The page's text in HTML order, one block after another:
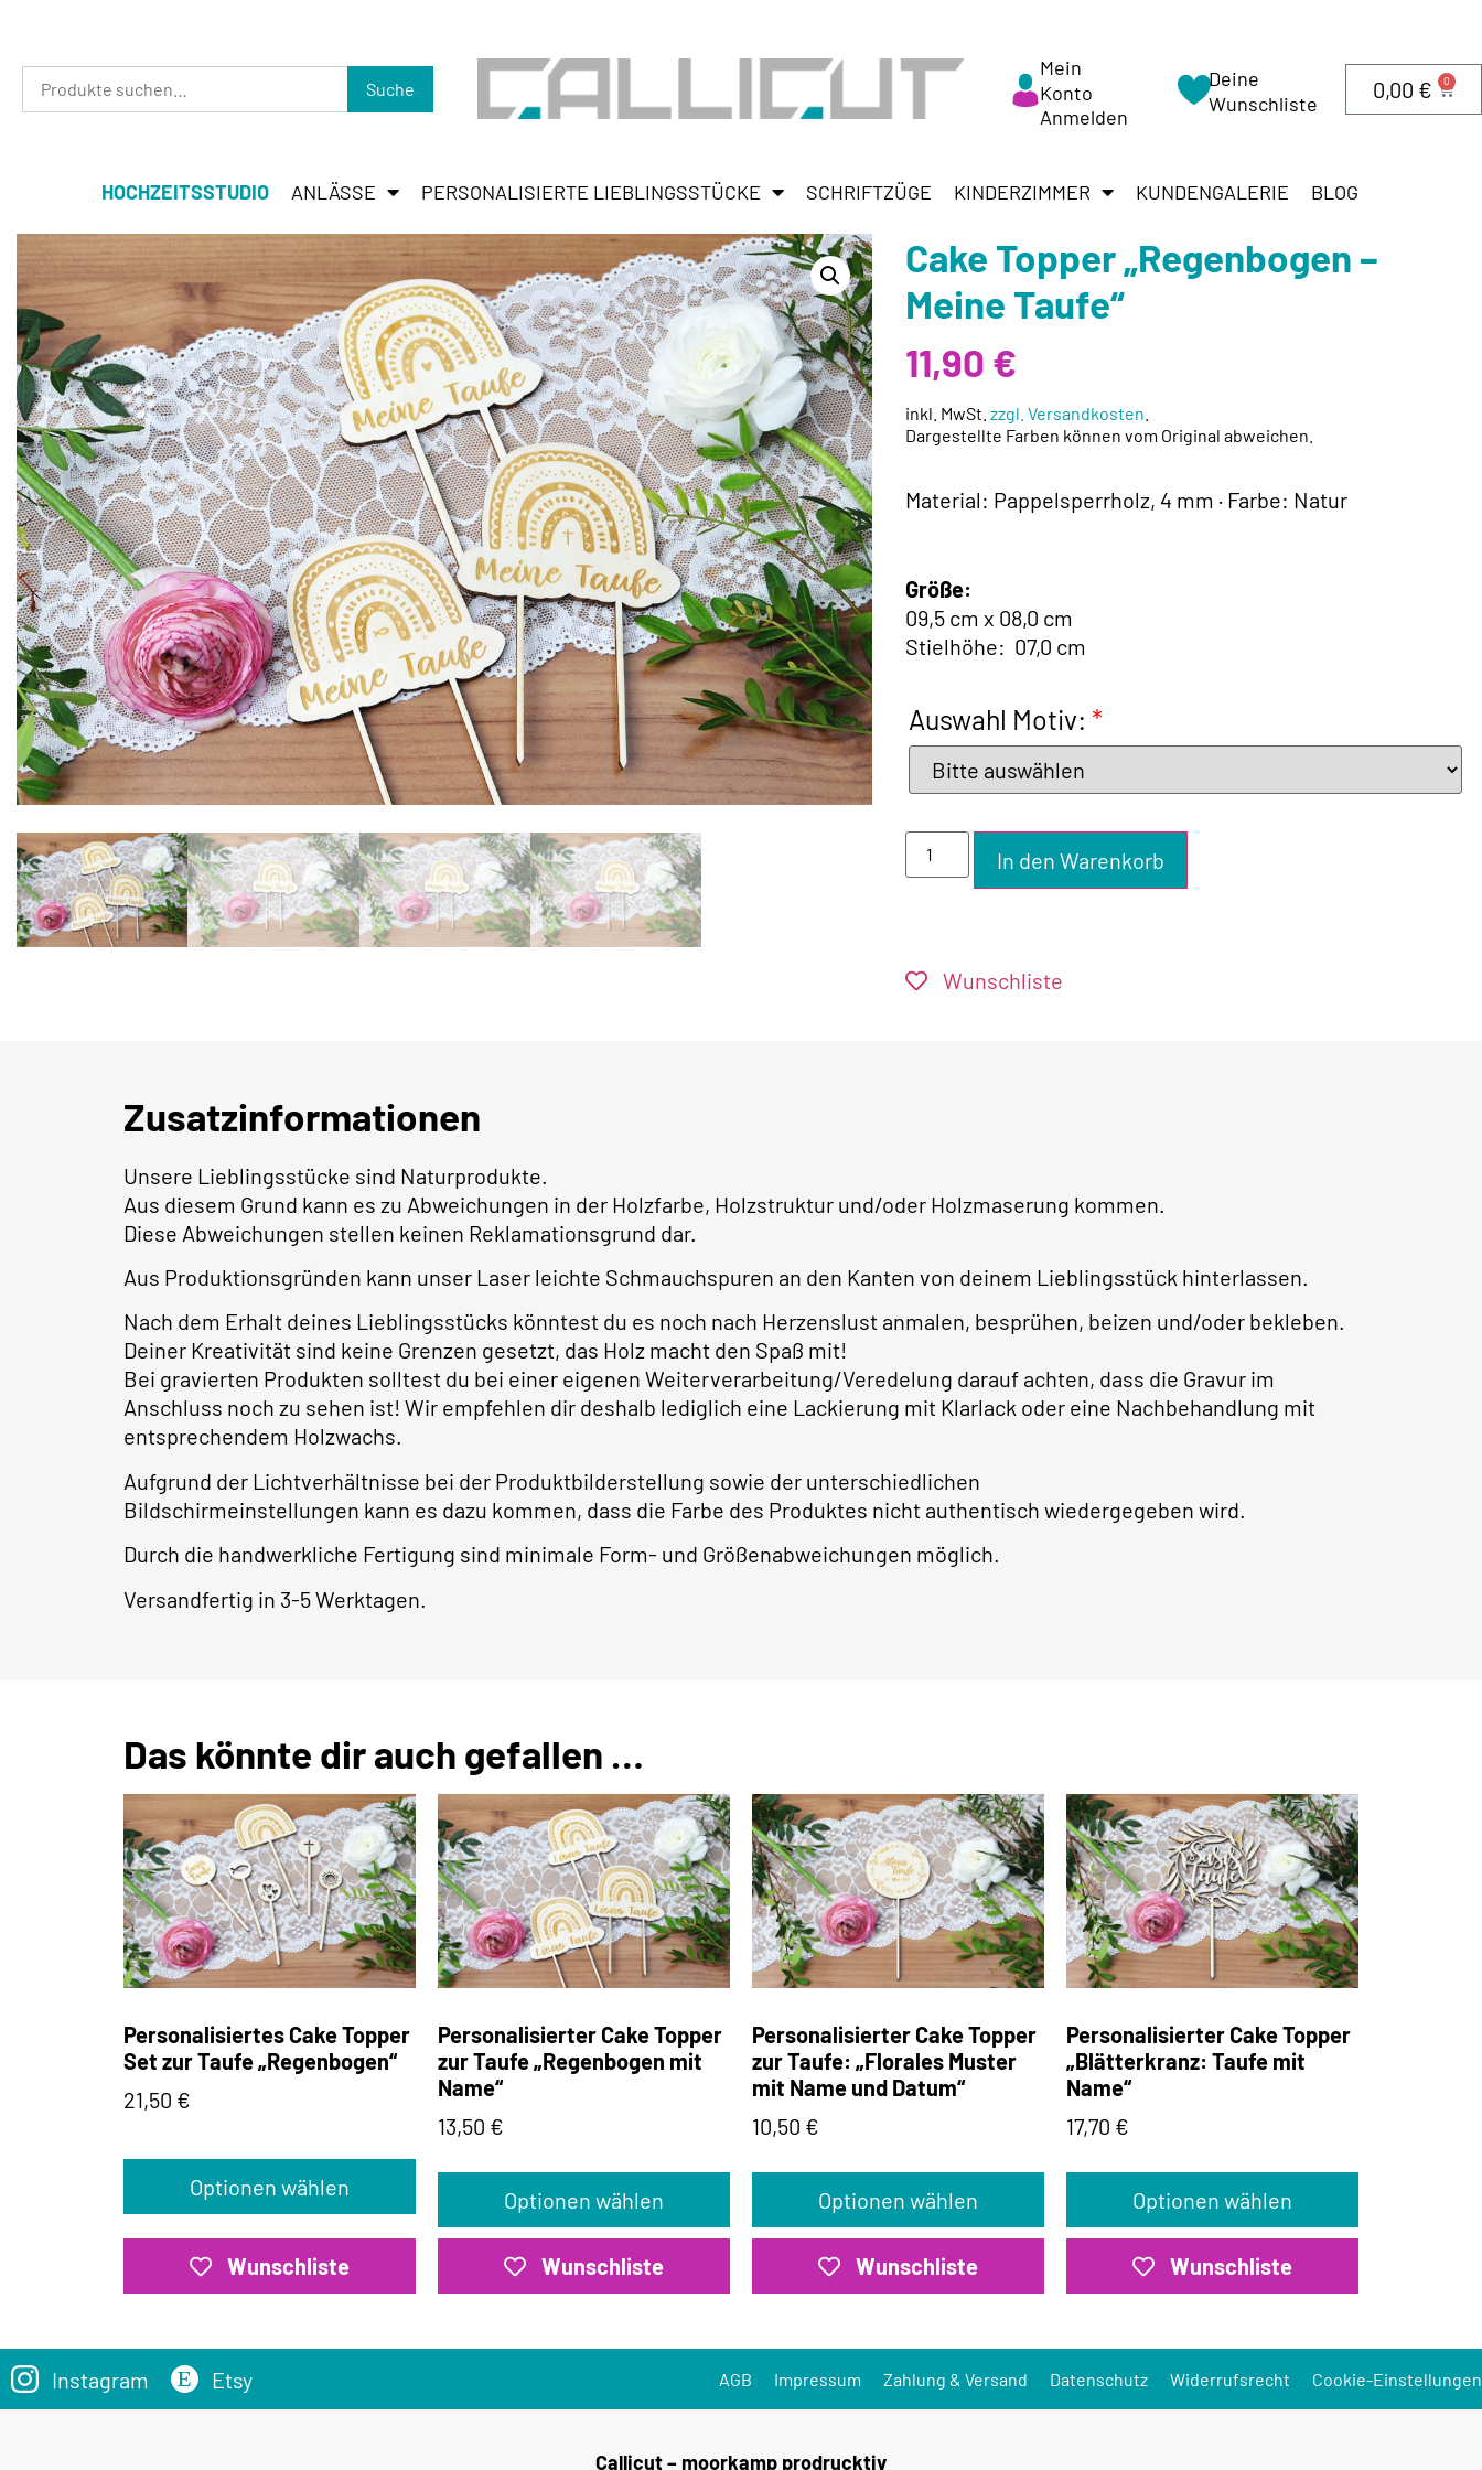
Suche
Mein
Konto
Anmelden
Deine
Wunschliste
0,00 € 0
HOCHZEITSSTUDIO ANLÄSSE PERSONALISIERTE LIEBLINGSSTÜCKE SCHRIFTZÜGE KINDERZIMMER KUNDENGALERIE BLOG
Cake Topper „Regenbogen –
Meine Taufe“
11,90 €
inkl. MwSt.zzgl. Versandkosten
Dargestellte Farben können vom Original abweichen.
Material: Pappelsperrholz, 4 mm · Farbe: Natur
Größe:
09,5 cm x 08,0 cm
Stielhöhe: 07,0 cm
Auswahl Motiv: *
In den Warenkorb
Wunschliste
Zusatzinformationen
Unsere Lieblingsstücke sind Naturprodukte.
Aus diesem Grund kann es zu Abweichungen in der Holzfarbe, Holzstruktur und/oder Holzmaserung kommen.
Diese Abweichungen stellen keinen Reklamationsgrund dar.
Aus Produktionsgründen kann unser Laser leichte Schmauchspuren an den Kanten von deinem Lieblingsstück hinterlassen.
Nach dem Erhalt deines Lieblingsstücks könntest du es noch nach Herzenslust anmalen, besprühen, beizen und/oder bekleben.
Deiner Kreativität sind keine Grenzen gesetzt, das Holz macht den Spaß mit!
Bei gravierten Produkten solltest du bei einer eigenen Weiterverarbeitung/Veredelung darauf achten, dass die Gravur im
Anschluss noch zu sehen ist! Wir empfehlen dir deshalb lediglich eine Lackierung mit Klarlack oder eine Nachbehandlung mit
entsprechendem Holzwachs.
Aufgrund der Lichtverhältnisse bei der Produktbilderstellung sowie der unterschiedlichen
Bildschirmeinstellungen kann es dazu kommen, dass die Farbe des Produktes nicht authentisch wiedergegeben wird.
Durch die handwerkliche Fertigung sind minimale Form- und Größenabweichungen möglich.
Versandfertig in 3-5 Werktagen.
Das könnte dir auch gefallen …
Personalisiertes Cake Topper
Set zur Taufe „Regenbogen“
21,50 €
Optionen wählen
Wunschliste
Personalisierter Cake Topper
zur Taufe „Regenbogen mit
Name“
13,50 €
Optionen wählen
Wunschliste
Personalisierter Cake Topper
zur Taufe: „Florales Muster
mit Name und Datum“
10,50 €
Optionen wählen
Wunschliste
Personalisierter Cake Topper
„Blätterkranz: Taufe mit
Name“
17,70 €
Optionen wählen
Wunschliste
Instagram Etsy AGB Impressum Zahlung & Versand Datenschutz Widerrufsrecht Cookie-Einstellungen
Callicut – moorkamp prodrucktiv